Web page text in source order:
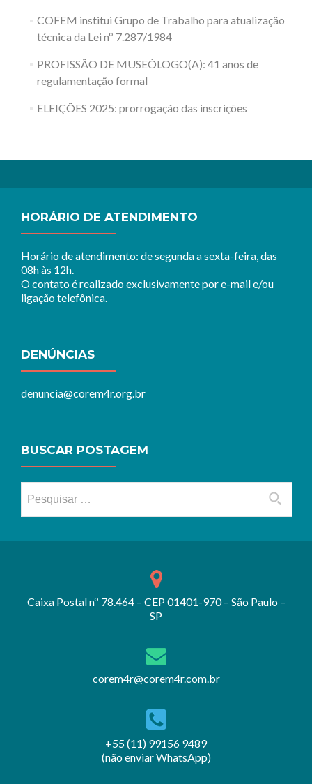
COFEM institui Grupo de Trabalho para atualização
técnica da Lei nº 7.287/1984
PROFISSÃO DE MUSEÓLOGO(A): 41 anos de
regulamentação formal
ELEIÇÕES 2025: prorrogação das inscrições
HORÁRIO DE ATENDIMENTO
Horário de atendimento: de segunda a sexta-feira, das
08h às 12h.
O contato é realizado exclusivamente por e-mail e/ou
ligação telefônica.
DENÚNCIAS
denuncia@corem4r.org.br
BUSCAR POSTAGEM
Caixa Postal nº 78.464 – CEP 01401-970 – São Paulo –
SP
corem4r@corem4r.com.br
+55 (11) 99156 9489
(não enviar WhatsApp)